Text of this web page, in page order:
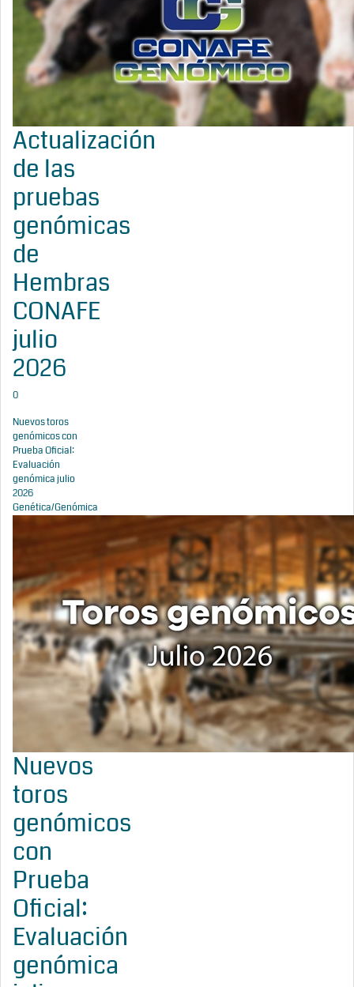
Actualización
de las
pruebas
genómicas
de
Hembras
CONAFE
julio
2026
0
Nuevos toros
genómicos con
Prueba Oficial:
Evaluación
genómica julio
2026
Genética/Genómica
Nuevos
toros
genómicos
con
Prueba
Oficial:
Evaluación
genómica